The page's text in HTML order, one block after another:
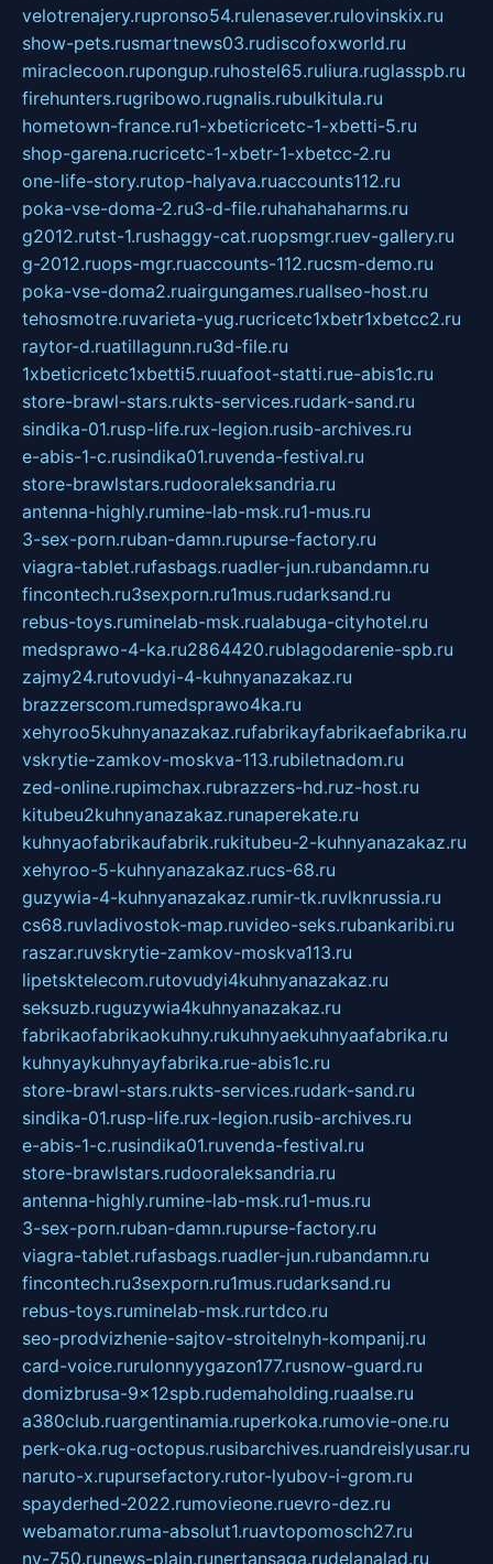
velotrenajery.rupronso54.rulenasever.rulovinskix.ru
show-pets.rusmartnews03.rudiscofoxworld.ru
miraclecoon.rupongup.ruhostel65.ruliura.ruglasspb.ru
firehunters.rugribowo.rugnalis.rubulkitula.ru
hometown-france.ru1-xbeticricetc-1-xbetti-5.ru
shop-garena.rucricetc-1-xbetr-1-xbetcc-2.ru
one-life-story.rutop-halyava.ruaccounts112.ru
poka-vse-doma-2.ru3-d-file.ruhahahaharms.ru
g2012.rutst-1.rushaggy-cat.ruopsmgr.ruev-gallery.ru
g-2012.ruops-mgr.ruaccounts-112.rucsm-demo.ru
poka-vse-doma2.ruairgungames.ruallseo-host.ru
tehosmotre.ruvarieta-yug.rucricetc1xbetr1xbetcc2.ru
raytor-d.ruatillagunn.ru3d-file.ru
1xbeticricetc1xbetti5.ruuafoot-statti.rue-abis1c.ru
store-brawl-stars.rukts-services.rudark-sand.ru
sindika-01.rusp-life.rux-legion.rusib-archives.ru
e-abis-1-c.rusindika01.ruvenda-festival.ru
store-brawlstars.rudooraleksandria.ru
antenna-highly.rumine-lab-msk.ru1-mus.ru
3-sex-porn.ruban-damn.rupurse-factory.ru
viagra-tablet.rufasbags.ruadler-jun.rubandamn.ru
fincontech.ru3sexporn.ru1mus.rudarksand.ru
rebus-toys.ruminelab-msk.rualabuga-cityhotel.ru
medsprawo-4-ka.ru2864420.rublagodarenie-spb.ru
zajmy24.rutovudyi-4-kuhnyanazakaz.ru
brazzerscom.rumedsprawo4ka.ru
xehyroo5kuhnyanazakaz.rufabrikayfabrikaefabrika.ru
vskrytie-zamkov-moskva-113.rubiletnadom.ru
zed-online.rupimchax.rubrazzers-hd.ruz-host.ru
kitubeu2kuhnyanazakaz.runaperekate.ru
kuhnyaofabrikaufabrik.rukitubeu-2-kuhnyanazakaz.ru
xehyroo-5-kuhnyanazakaz.rucs-68.ru
guzywia-4-kuhnyanazakaz.rumir-tk.ruvlknrussia.ru
cs68.ruvladivostok-map.ruvideo-seks.rubankaribi.ru
raszar.ruvskrytie-zamkov-moskva113.ru
lipetsktelecom.rutovudyi4kuhnyanazakaz.ru
seksuzb.ruguzywia4kuhnyanazakaz.ru
fabrikaofabrikaokuhny.rukuhnyaekuhnyaafabrika.ru
kuhnyaykuhnyayfabrika.rue-abis1c.ru
store-brawl-stars.rukts-services.rudark-sand.ru
sindika-01.rusp-life.rux-legion.rusib-archives.ru
e-abis-1-c.rusindika01.ruvenda-festival.ru
store-brawlstars.rudooraleksandria.ru
antenna-highly.rumine-lab-msk.ru1-mus.ru
3-sex-porn.ruban-damn.rupurse-factory.ru
viagra-tablet.rufasbags.ruadler-jun.rubandamn.ru
fincontech.ru3sexporn.ru1mus.rudarksand.ru
rebus-toys.ruminelab-msk.rurtdco.ru
seo-prodvizhenie-sajtov-stroitelnyh-kompanij.ru
card-voice.rurulonnyygazon177.rusnow-guard.ru
domizbrusa-9x12spb.rudemaholding.ruaalse.ru
a380club.ruargentinamia.ruperkoka.rumovie-one.ru
perk-oka.rug-octopus.rusibarchives.ruandreislyusar.ru
naruto-x.rupursefactory.rutor-lyubov-i-grom.ru
spayderhed-2022.rumovieone.ruevro-dez.ru
webamator.ruma-absolut1.ruavtopomosch27.ru
nv-750.runews-plain.runertansaga.rudelanalad.ru